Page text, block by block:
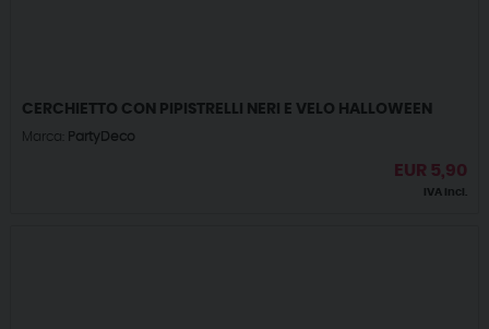
CERCHIETTO CON PIPISTRELLI NERI E VELO HALLOWEEN
Marca: PartyDeco
EUR 5,90
IVA incl.